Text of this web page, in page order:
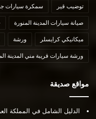
توضيب قير سمكرة سيارات
صيانة سيارات المدينة المنورة
ميكانيكي كرايسلر ورشة
ورشة سيارات قريبة مني المدينة
مواقع صديقة
الدليل الشامل في المملكة